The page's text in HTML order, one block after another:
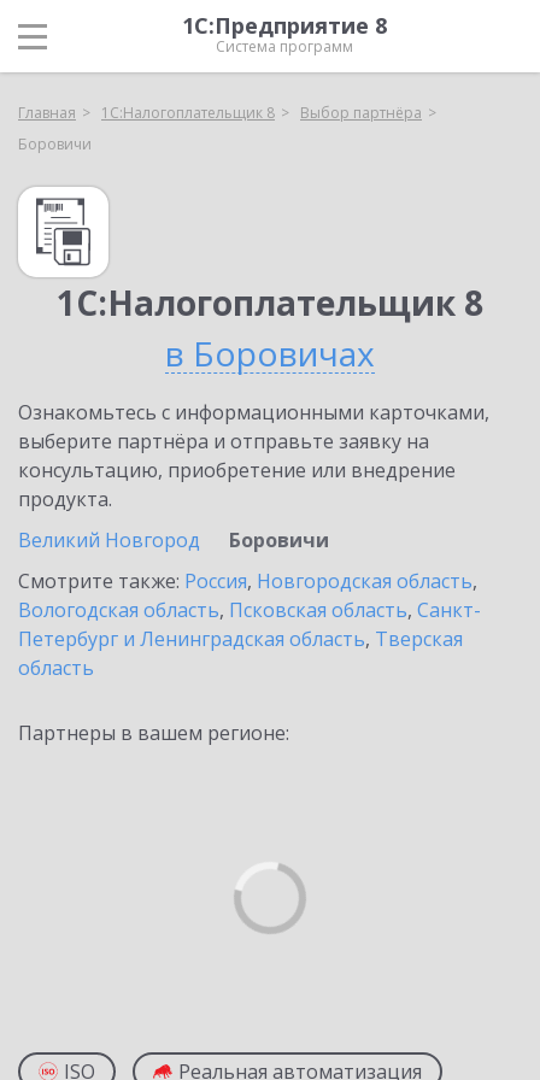
1С:Предприятие 8
Система программ
Главная 1С:Налогоплательщик 8
Выбор партнёра
Боровичи
1С:Налогоплательщик 8
в Боровичах
Ознакомьтесь с информационными карточками,
выберите партнёра и отправьте заявку на
консультацию, приобретение или внедрение
продукта.
Великий Новгород
Боровичи
Смотрите также: Россия, Новгородская область,
Вологодская область, Псковская область, Санкт-
Петербург и Ленинградская область, Тверская
область
Партнеры в вашем регионе:
ISO Реальная автоматизация